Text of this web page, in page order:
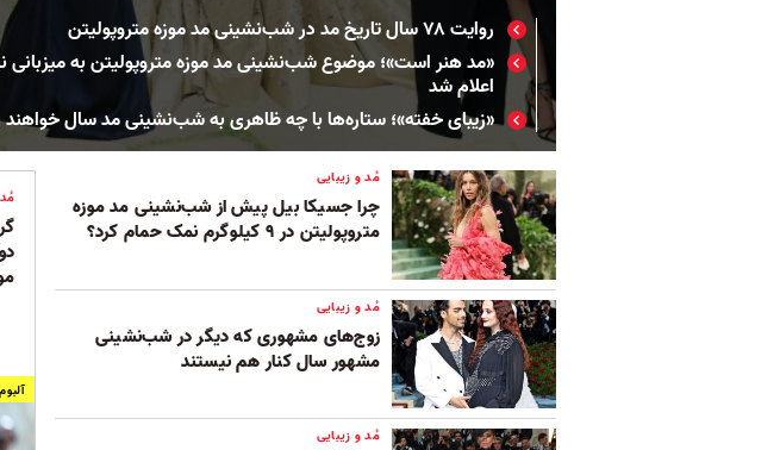
روایت ۷۸ سال تاریخ مد در شب‌نشینی مد موزه متروپولیتن
«مد هنر است»؛ موضوع شب‌نشینی مد موزه متروپولیتن به میزبانی
اعلام شد
«زیبای خفته»؛ ستاره‌ها با چه ظاهری به شب‌نشینی مد سال
مُد و زیبایی
چرا جسیکا بیل پیش از شب‌نشینی مد موزه
متروپولیتن در ۹ کیلوگرم نمک حمام کرد؟
مُد و زیبایی
زوج‌های مشهوری که دیگر در شب‌نشینی
مشهور سال کنار هم نیستند
مُد و زیبایی